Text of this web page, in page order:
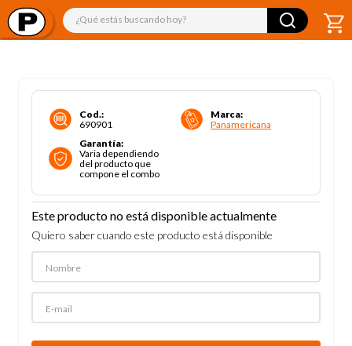
¿Qué estás buscando hoy?
Cod.:
690901
Marca:
Panamericana
Garantía:
Varia dependiendo
del producto que
compone el combo
Este producto no está disponible actualmente
Quiero saber cuando este producto está disponible